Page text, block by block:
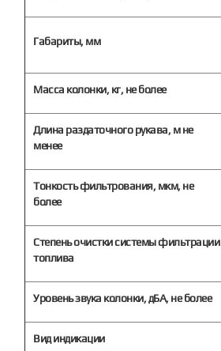
Габариты, мм
Масса колонки, кг, не более
Длина раздаточного рукава, м не
менее
Тонкость фильтрования, мкм, не
более
Степень очистки системы фильтрации
топлива
Уровень звука колонки, дБА, не более
Вид индикации